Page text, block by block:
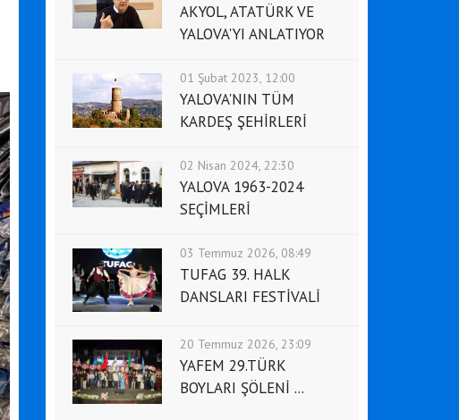
AKYOL, ATATÜRK VE
YALOVA'YI ANLATIYOR
01 Şubat 2023, 12:00
YALOVA'NIN TÜM
KARDEŞ ŞEHİRLERİ
02 Nisan 2024, 22:30
YALOVA 1963-2024
SEÇİMLERİ
03 Temmuz 2026, 08:49
TUFAG 39. HALK
DANSLARI FESTİVALİ
20 Temmuz 2026, 23:09
YAFEM 29.TÜRK
BOYLARI ŞÖLENİ ...